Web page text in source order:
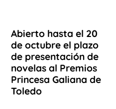
Abierto hasta el 20
de octubre el plazo
de presentación de
novelas al Premios
Princesa Galiana de
Toledo